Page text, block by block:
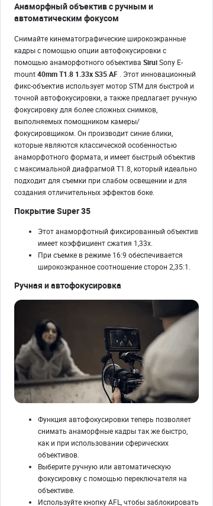
Анаморфный объектив с ручным и
автоматическим фокусом
Снимайте кинематографические широкоэкранные
кадры с помощью опции автофокусировки с
помощью анаморфотного объектива SiruiSony E-
mount40mm T1.8 1.33x S35 AF . Этот инновационный
фикс-объектив использует мотор STM для быстрой и
точной автофокусировки, а также предлагает ручную
фокусировку для более сложных снимков,
выполняемых помощником камеры/
фокусировщиком. Он производит синие блики,
которые являются классической особенностью
анаморфотного формата, и имеет быстрый объектив
с максимальной диафрагмой T1.8, который идеально
подходит для съемки при слабом освещении и для
создания отличительных эффектов боке.
Покрытие Super 35
Этот анаморфотный фиксированный объектив
имеет коэффициент сжатия 1,33x.
При съемке в режиме 16:9 обеспечивается
широкоэкранное соотношение сторон 2,35:1.
Ручная и автофокусировка
Функция автофокусировки теперь позволяет
снимать анаморфные кадры так же быстро,
как и при использовании сферических
объективов.
Выберите ручную или автоматическую
фокусировку с помощью переключателя на
объективе.
Используйте кнопку AFL, чтобы заблокировать